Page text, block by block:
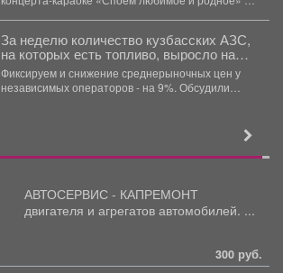
За неделю количество кузбасских АЗС,
на которых есть топливо, выросло на
21,3%.
Фиксируем и снижение среднерыночных цен у
независимых операторов - на 9%. Обсудили
АВТОСЕРВИС - КАПРЕМОНТ
двигателя и агрегатов автомобилей. ...
300 руб.